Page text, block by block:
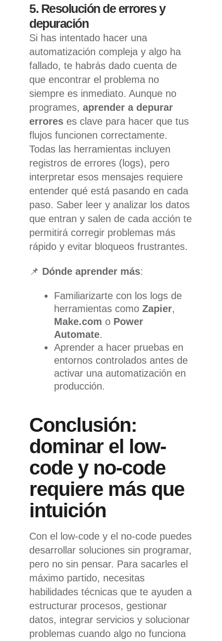
5. Resolución de errores y
depuración
Si has intentado hacer una
automatización compleja y algo ha
fallado, te habrás dado cuenta de
que encontrar el problema no
siempre es inmediato. Aunque no
programes, aprender a depurar
errores es clave para hacer que tus
flujos funcionen correctamente.
Todas las herramientas incluyen
registros de errores (logs), pero
interpretar esos mensajes requiere
entender qué está pasando en cada
paso. Saber leer y analizar los datos
que entran y salen de cada acción te
permitirá corregir problemas más
rápido y evitar bloqueos frustrantes.
📌 Dónde aprender más:
Familiarizarte con los logs de
herramientas como Zapier,
Make.com o Power
Automate.
Aprender a hacer pruebas en
entornos controlados antes de
activar una automatización en
producción.
Conclusión:
dominar el low-
code y no-code
requiere más que
intuición
Con el low-code y el no-code puedes
desarrollar soluciones sin programar,
pero no sin pensar. Para sacarles el
máximo partido, necesitas
habilidades técnicas que te ayuden a
estructurar procesos, gestionar
datos, integrar servicios y solucionar
problemas cuando algo no funciona